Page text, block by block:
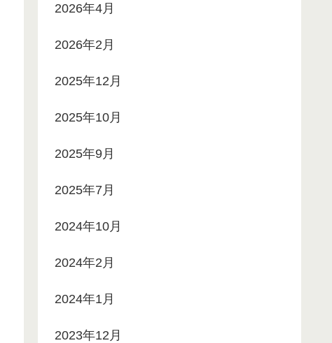
2026年4月
2026年2月
2025年12月
2025年10月
2025年9月
2025年7月
2024年10月
2024年2月
2024年1月
2023年12月